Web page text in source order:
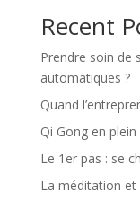
Recent
Prendre soin de
automatiques ?
Quand
Qi Gong en plein
Le 1er pas : se
La méditation